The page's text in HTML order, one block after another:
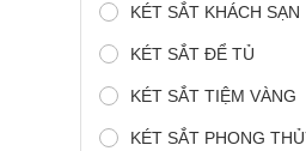
KÉT SẮT KHÁCH SẠN
KÉT SẮT ĐỂ TỦ
KÉT SẮT TIỆM VÀNG
KÉT SẮT PHONG